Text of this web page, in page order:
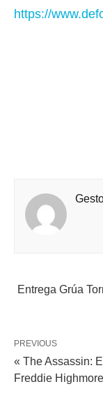
https://
Entrega Grúa
PREVIOUS
« The Assassin:
Freddie